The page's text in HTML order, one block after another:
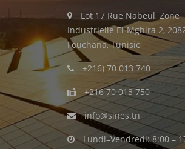
Lot 17 Rue Nabeul, Zone
Industrielle El-Mghira 2,
Fouchana, Tunisie
+216) 70 013 740
+216 70 013 750
info@sines.tn
Lundi–Vendredi: 8:00 –